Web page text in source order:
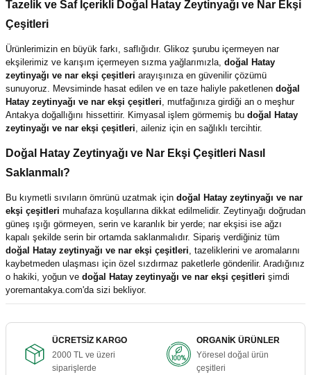
Tazelik ve Saf İçerikli Doğal Hatay Zeytinyağı ve Nar Ekşi
Çeşitleri
Ürünlerimizin en büyük farkı, saflığıdır. Glikoz şurubu içermeyen nar
ekşilerimiz ve karışım içermeyen sızma yağlarımızla, doğal Hatay
zeytinyağı ve nar ekşi çeşitleri arayışınıza en güvenilir çözümü
sunuyoruz. Mevsiminde hasat edilen ve en taze haliyle paketlenen doğal
Hatay zeytinyağı ve nar ekşi çeşitleri , mutfağınıza girdiği an o meşhur
Antakya doğallığını hissettirir. Kimyasal işlem görmemiş bu doğal Hatay
zeytinyağı ve nar ekşi çeşitleri , aileniz için en sağlıklı tercihtir.
Doğal Hatay Zeytinyağı ve Nar Ekşi Çeşitleri Nasıl
Saklanmalı?
Bu kıymetli sıvıların ömrünü uzatmak için doğal Hatay zeytinyağı ve nar
ekşi çeşitleri muhafaza koşullarına dikkat edilmelidir. Zeytinyağı doğrudan
güneş ışığı görmeyen, serin ve karanlık bir yerde; nar ekşisi ise ağzı
kapalı şekilde serin bir ortamda saklanmalıdır. Sipariş verdiğiniz tüm
doğal Hatay zeytinyağı ve nar ekşi çeşitleri , tazeliklerini ve aromalarını
kaybetmeden ulaşması için özel sızdırmaz paketlerle gönderilir. Aradığınız
o hakiki, yoğun ve doğal Hatay zeytinyağı ve nar ekşi çeşitleri şimdi
yoremantakya.com'da sizi bekliyor.
ÜCRETSİZ KARGO
2000 TL ve üzeri
siparişlerde
ORGANİK ÜRÜNLER
Yöresel doğal ürün
çeşitleri